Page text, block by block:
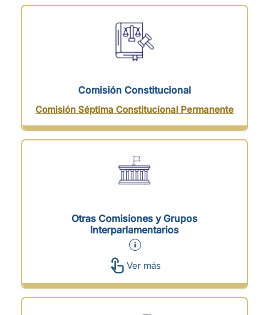
Comisión Constitucional
Comisión Séptima Constitucional Permanente
Otras Comisiones y Grupos
Interparlamentarios
Ver más